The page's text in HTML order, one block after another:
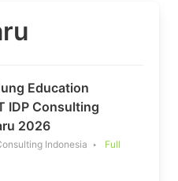
Education
IDP Consulting
2026
Indonesia
Full